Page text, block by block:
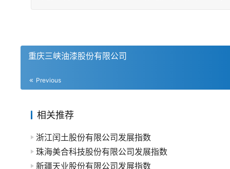
重庆三峡油漆股份有限公司
Previous
相关推荐
浙江闰土股份有限公司发展指数
珠海美合科技股份有限公司发展指数
新疆天业股份有限公司发展指数